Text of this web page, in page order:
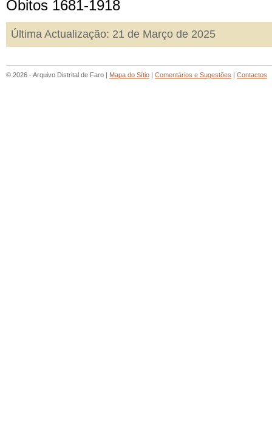
Óbitos 1681-1918
Última Actualização: 21 de Março de 2025
© 2026 - Arquivo Distrital de Faro | Mapa do Sítio | Comentários e Sugestões | Contactos